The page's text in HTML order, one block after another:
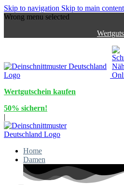
Skip to navigation Skip to main content
Wrong menu selected
Wertgutschein kaufen
50% sichern!
|
Home
Damen